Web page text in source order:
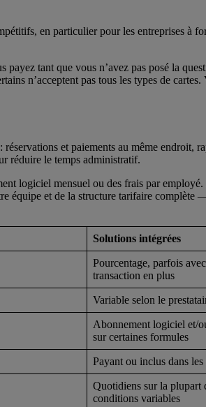
en particulier pour les entreprises à
tant que vous n’avez pas posé la
n’acceptent pas tous les types de cartes.
et paiements au même endroit,
réduire le temps administratif.
logiciel mensuel ou des frais par
équipe et de la structure tarifaire complète
Solutions intégrées
Pourcentage, parfois
transaction en plus
Variable selon le
Abonnement logiciel et/
sur certaines formules
Payant ou inclus dans
Quotidiens sur la plupart
conditions variables